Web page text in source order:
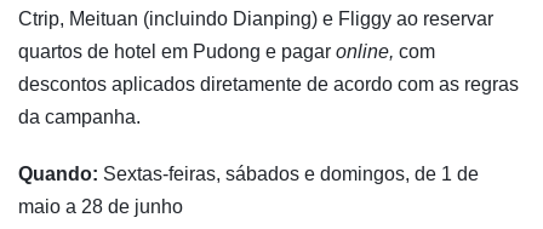
Ctrip, Meituan (incluindo Dianping) e Fliggy ao reservar
quartos de hotel em Pudong e pagar online, com
descontos aplicados diretamente de acordo com as regras
da campanha.
Quando: Sextas-feiras, sábados e domingos, de 1 de
maio a 28 de junho